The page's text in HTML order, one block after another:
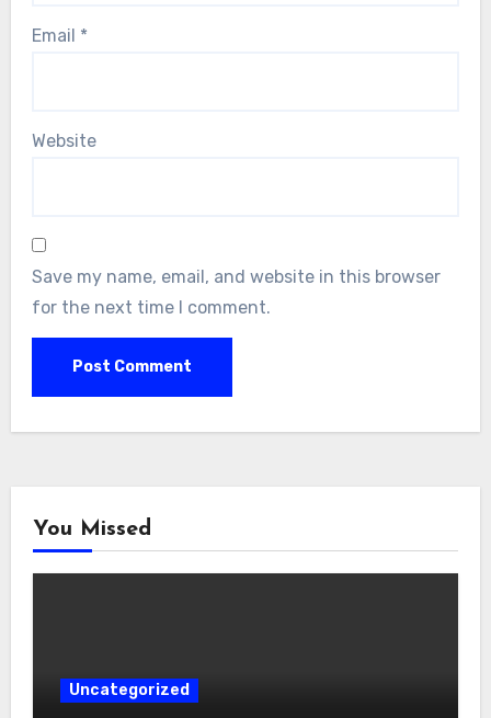
Email *
Website
Save my name, email, and website in this browser
for the next time I comment.
You Missed
Uncategorized